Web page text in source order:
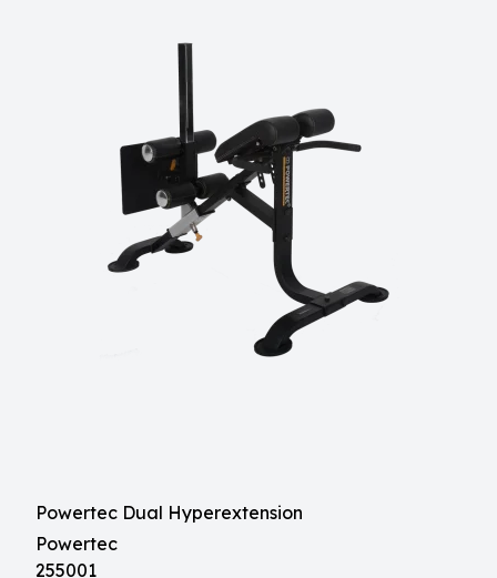
Powertec Dual Hyperextension
Powertec
255001